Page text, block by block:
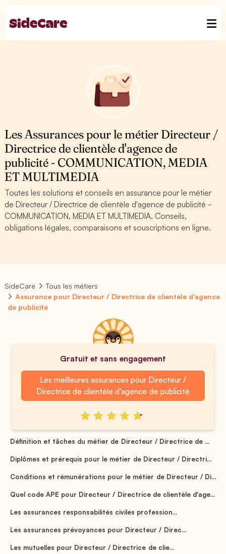
Les Assurances pour le métier Directeur /
Directrice de clientèle d'agence de
publicité - COMMUNICATION, MEDIA
ET MULTIMEDIA
Toutes les solutions et conseils en assurance pour le métier
de Directeur / Directrice de clientèle d'agence de publicité -
COMMUNICATION, MEDIA ET MULTIMEDIA. Conseils,
obligations légales, comparaisons et souscriptions en ligne.
SideCare
Tous les métiers
Assurance pour Directeur / Directrice de clientèle d'agence
de publicité
Gratuit et sans engagement
Les meilleures assurances pour Directeur /
Directrice de clientèle d'agence de publicité
Définition et tâches du métier de Directeur / Directrice de ...
Diplômes et prérequis pour le métier de Directeur / Directri...
Conditions et rémunérations pour le métier de Directeur / Di...
Quel code APE pour Directeur / Directrice de clientèle d'age...
Les assurances responsabilités civiles profession...
Les assurances prévoyances pour Directeur / Direc...
Les mutuelles pour Directeur / Directrice de clie...